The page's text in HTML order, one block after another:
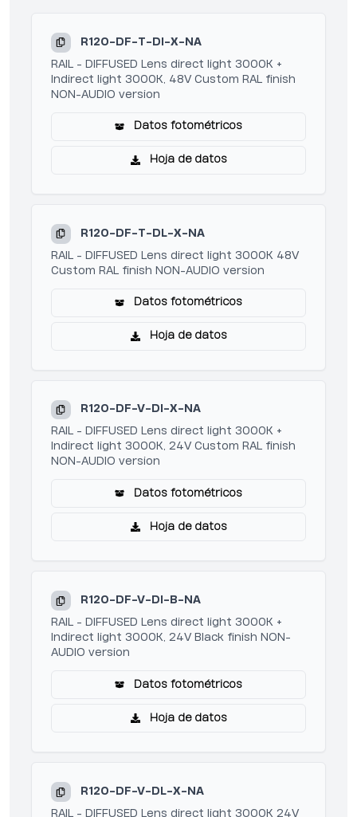
R120-DF-T-DI-X-NA
RAIL - DIFFUSED Lens direct light 3000K +
Indirect light 3000K, 48V Custom RAL finish
NON-AUDIO version
Datos fotométricos
Hoja de datos
R120-DF-T-DL-X-NA
RAIL - DIFFUSED Lens direct light 3000K 48V
Custom RAL finish NON-AUDIO version
Datos fotométricos
Hoja de datos
R120-DF-V-DI-X-NA
RAIL - DIFFUSED Lens direct light 3000K +
Indirect light 3000K, 24V Custom RAL finish
NON-AUDIO version
Datos fotométricos
Hoja de datos
R120-DF-V-DI-B-NA
RAIL - DIFFUSED Lens direct light 3000K +
Indirect light 3000K, 24V Black finish NON-
AUDIO version
Datos fotométricos
Hoja de datos
R120-DF-V-DL-X-NA
RAIL - DIFFUSED Lens direct light 3000K 24V